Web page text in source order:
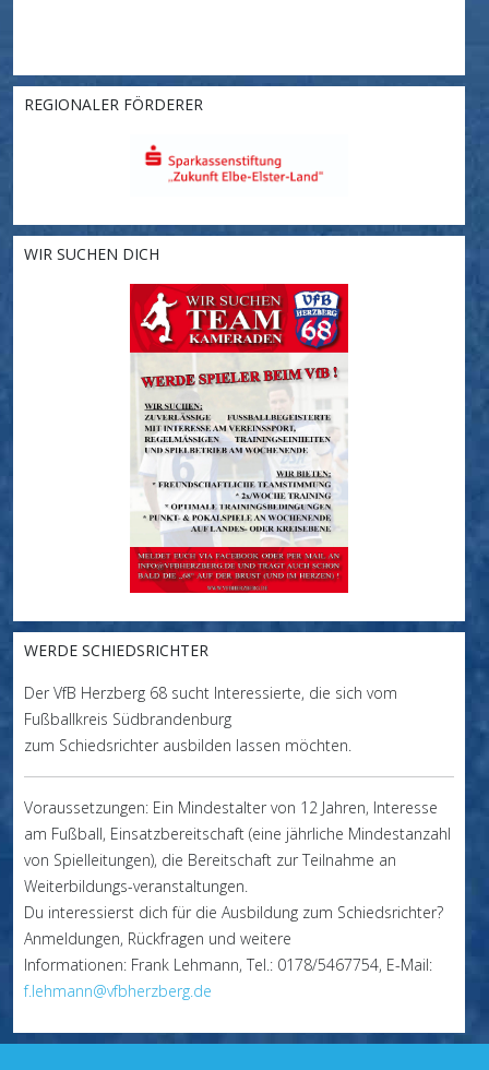
REGIONALER FÖRDERER
WIR SUCHEN DICH
WERDE SCHIEDSRICHTER
Der VfB Herzberg 68 sucht Interessierte, die sich vom
Fußballkreis Südbrandenburg
zum Schiedsrichter ausbilden lassen möchten.
Voraussetzungen: Ein Mindestalter von 12 Jahren, Interesse
am Fußball, Einsatzbereitschaft (eine jährliche Mindestanzahl
von Spielleitungen), die Bereitschaft zur Teilnahme an
Weiterbildungs-veranstaltungen.
Du interessierst dich für die Ausbildung zum Schiedsrichter?
Anmeldungen, Rückfragen und weitere
Informationen: Frank Lehmann, Tel.: 0178/5467754, E-Mail:
f.lehmann@vfbherzberg.de